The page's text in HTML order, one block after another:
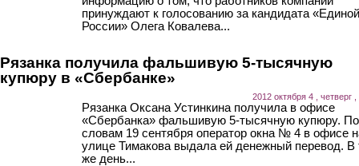
принуждают к голосованию за кандидата «Единой
России» Олега Ковалева...
Рязанка получила фальшивую 5-тысячную
купюру в «Сбербанке»
2012 октября 4 , четверг
Рязанка Оксана Устинкина получила в офисе
«Сбербанка» фальшивую 5-тысячную купюру.
словам 19 сентября оператор окна № 4 в офисе
улице Тимакова выдала ей денежный перевод. В
же день...